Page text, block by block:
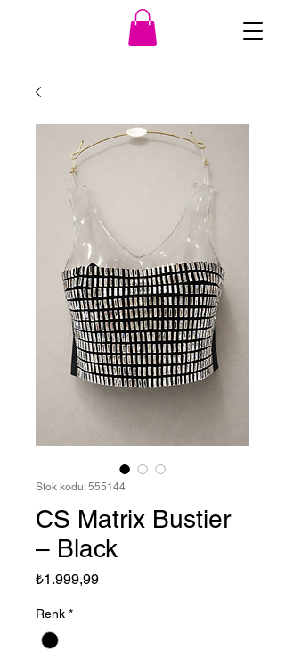
Stok kodu: 555144
CS Matrix Bustier
– Black
₺1.999,99Fiyat
Renk *